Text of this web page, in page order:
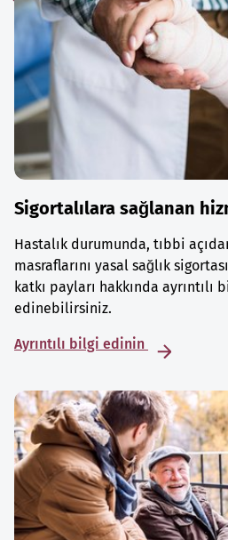
Sigortalılara sağlanan
Hastalık durumunda, tıbbi
masraflarını yasal sağlık
katkı payları hakkında ayrıntılı
edinebilirsiniz.
Ayrıntılı bilgi edinin